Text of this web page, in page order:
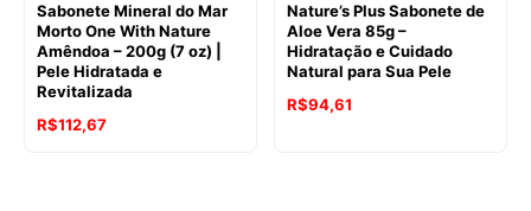
Sabonete Mineral do Mar
Morto One With Nature
Amêndoa – 200g (7 oz) |
Pele Hidratada e
Revitalizada
R$112,67
Nature’s Plus Sabonete de
Aloe Vera 85g –
Hidratação e Cuidado
Natural para Sua Pele
R$94,61